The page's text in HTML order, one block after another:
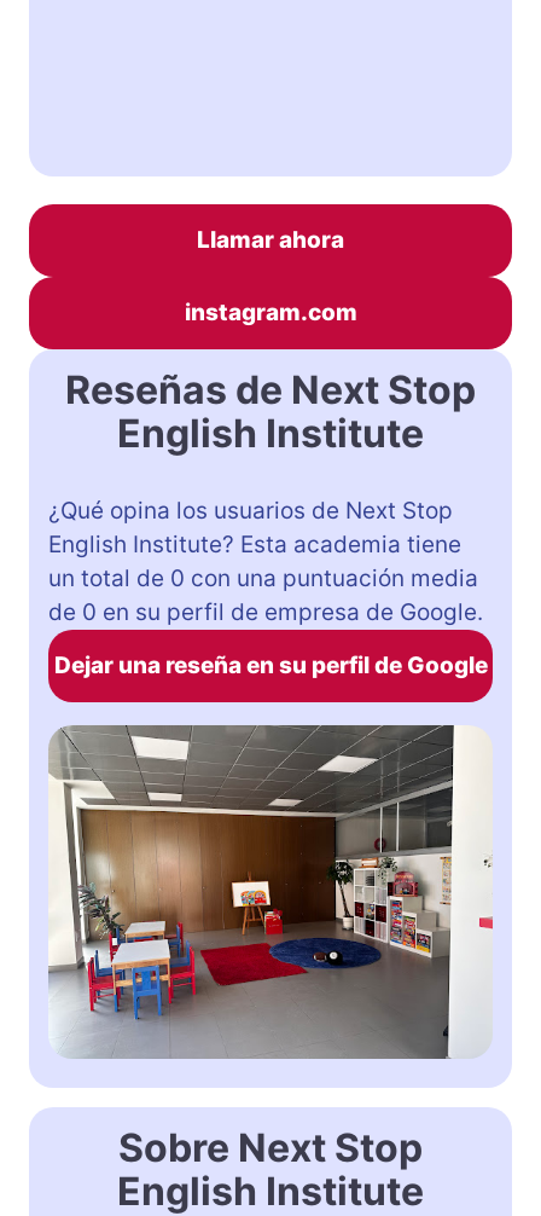
Llamar ahora
instagram.com
Reseñas de Next Stop
English Institute
¿Qué opina los usuarios de Next Stop
English Institute? Esta academia tiene
un total de 0 con una puntuación media
de 0 en su perfil de empresa de Google.
Dejar una reseña en su perfil de Google
Sobre Next Stop
English Institute